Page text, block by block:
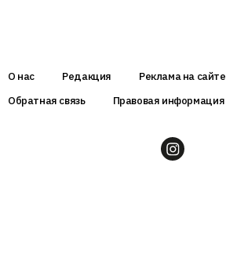
О нас Редакция
Реклама на сайте
Обратная связь
Правовая информация